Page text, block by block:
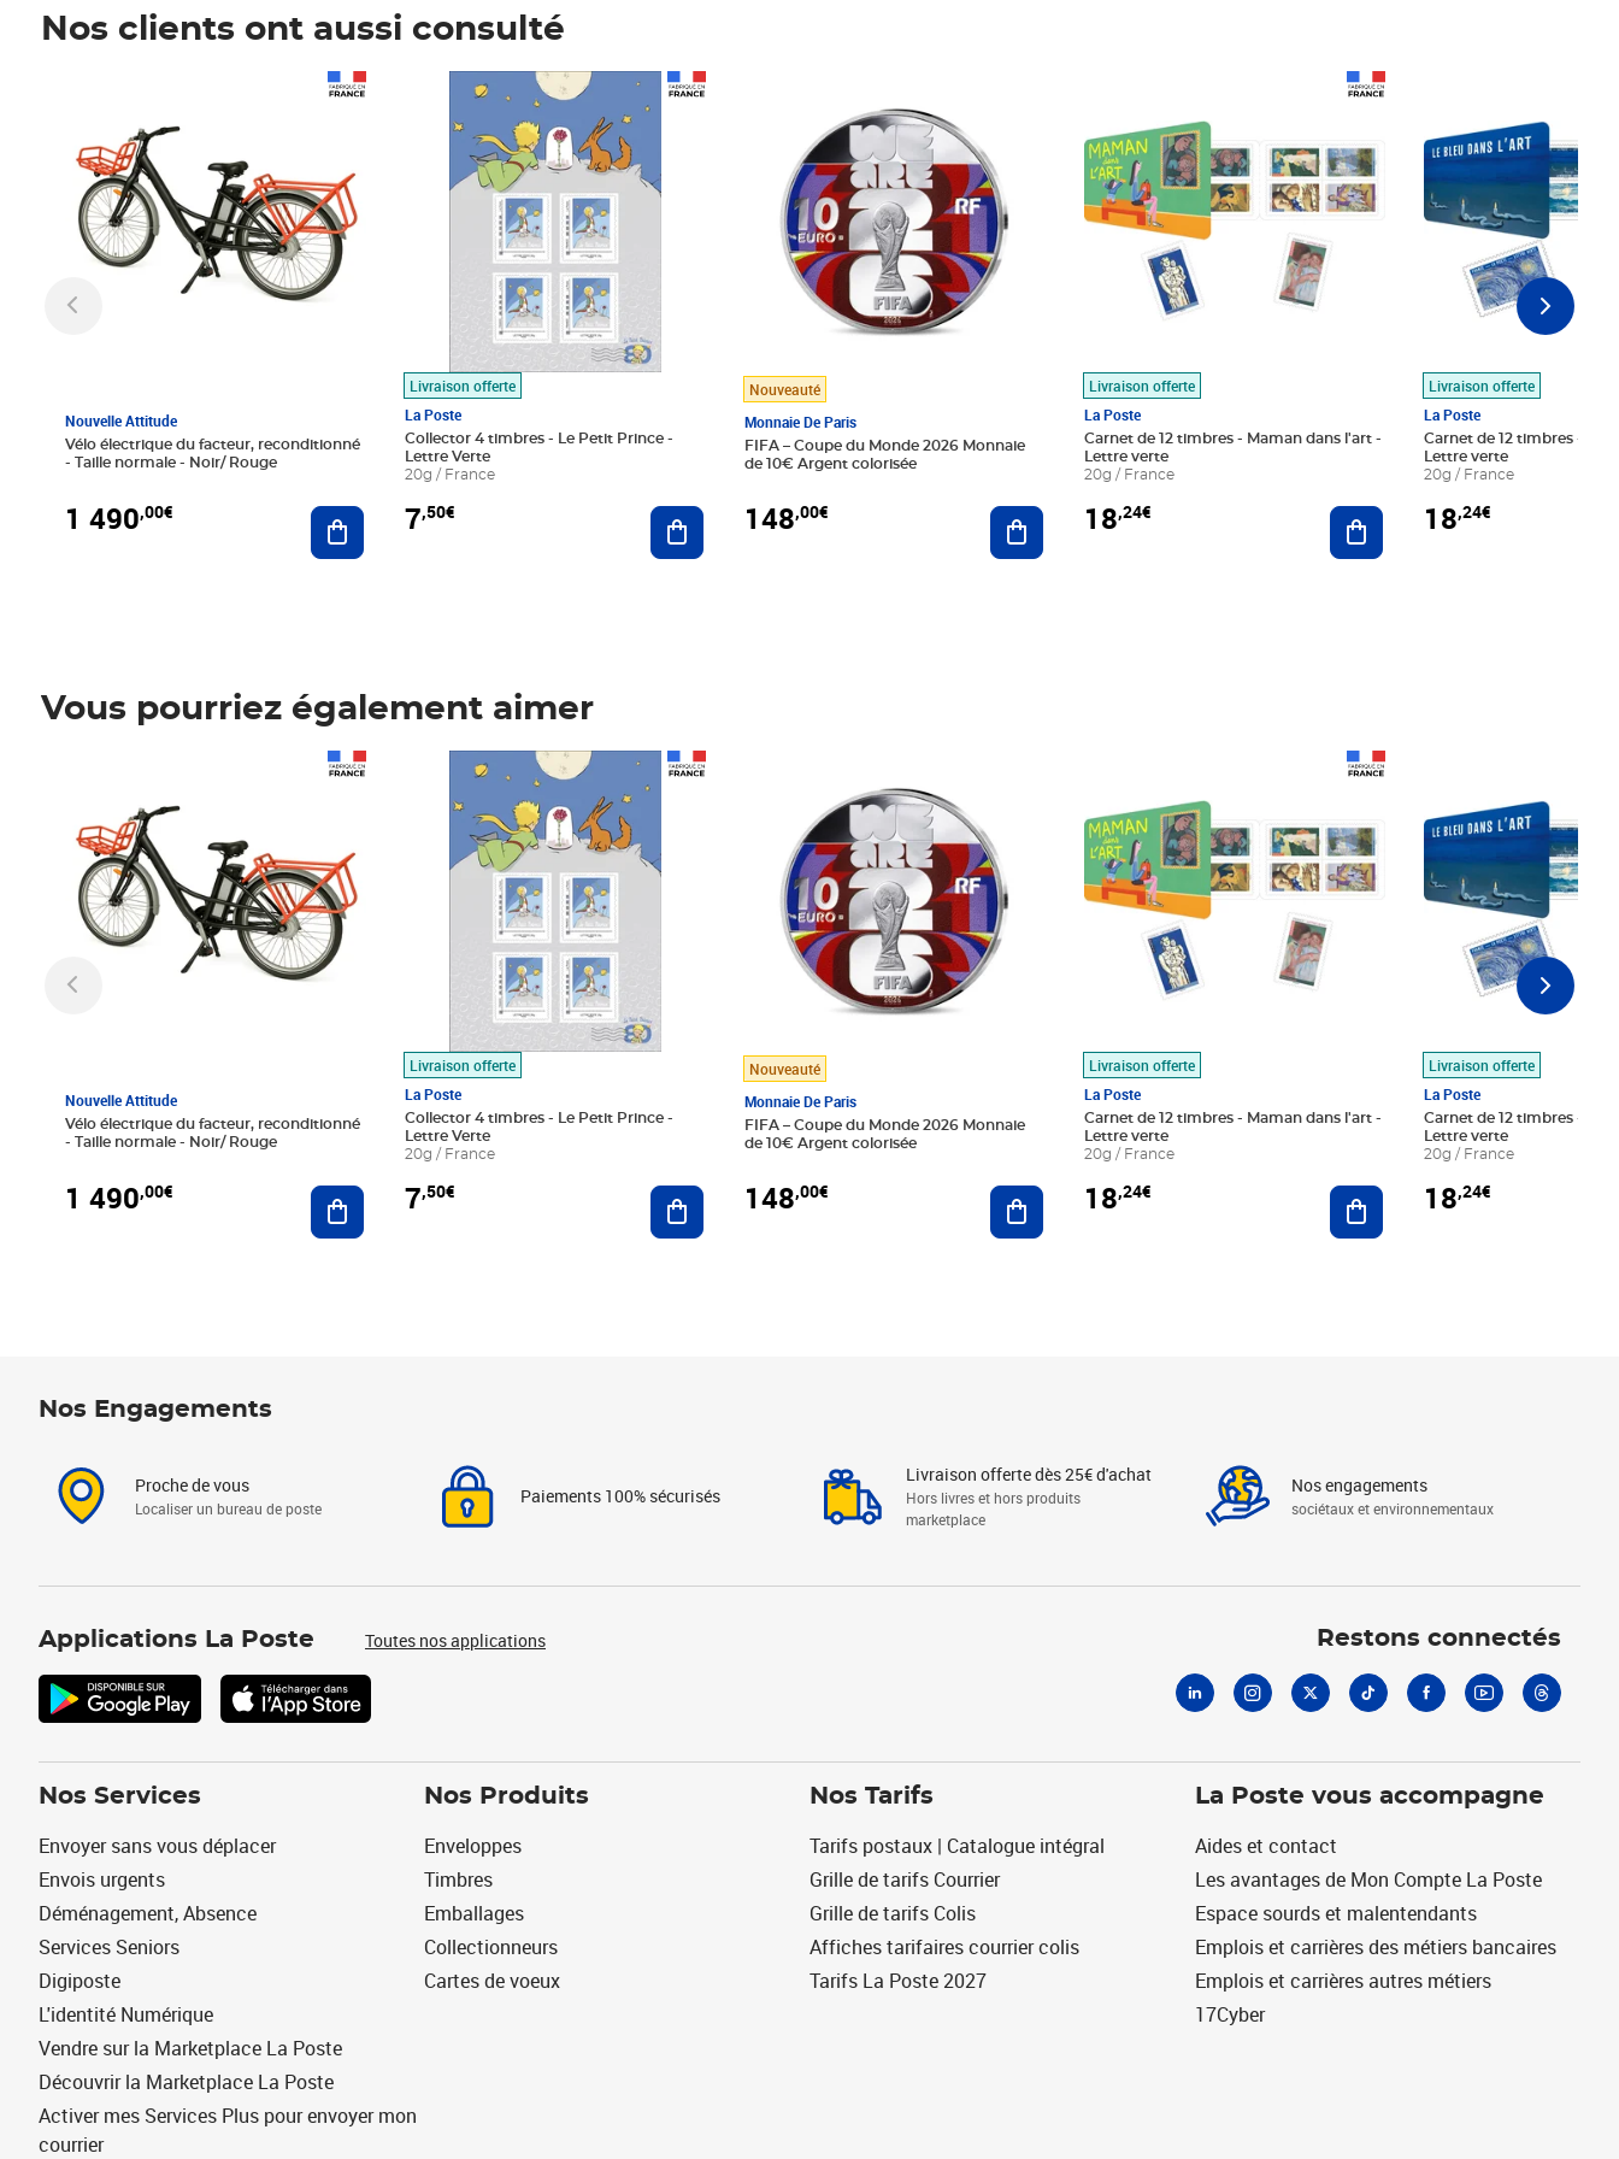
Nos clients ont aussi consulté
Nouvelle Attitude
Vélo électrique du facteur, reconditionné
- Taille normale - Noir/ Rouge
1 490,00€ Ajouter au panier
Livraison offerte
La Poste
Collector 4 timbres - Le Petit Prince -
Lettre Verte
20g / France
7,50€
Prix 7,50€
Ajouter au panier
Nouveauté
Monnaie De Paris
FIFA – Coupe du Monde 2026 Monnaie
de 10€ Argent colorisée
148,00€ Ajouter au panier
Livraison offerte
La Poste
Carnet de 12 timbres - Maman dans l'art -
Lettre verte
20g / France
18,24€ Ajouter au panier
Livraison offerte
La Poste
Carnet de 12 timbres - Le
Lettre verte
20g / France
18,24€
Vous pourriez également aimer
Nouvelle Attitude
Vélo électrique du facteur, reconditionné
- Taille normale - Noir/ Rouge
1 490,00€ Ajouter au panier
Livraison offerte
La Poste
Collector 4 timbres - Le Petit Prince -
Lettre Verte
20g / France
7,50€
Prix 7,50€
Ajouter au panier
Nouveauté
Monnaie De Paris
FIFA – Coupe du Monde 2026 Monnaie
de 10€ Argent colorisée
148,00€ Ajouter au panier
Livraison offerte
La Poste
Carnet de 12 timbres - Maman dans l'art -
Lettre verte
20g / France
18,24€ Ajouter au panier
Livraison offerte
La Poste
Carnet de 12 timbres - Le
Lettre verte
20g / France
18,24€
Nos Engagements
Proche de vous
Localiser un bureau de poste
Paiements 100% sécurisés
Livraison offerte dès 25€ d'achat
Hors livres et hors produits
marketplace
Nos engagements
sociétaux et environnementaux
Applications La Poste Toutes nos applications Restons connectés
Nos Services
Envoyer sans vous déplacer
Envois urgents
Déménagement, Absence
Services Seniors
Digiposte
L'identité Numérique
Vendre sur la Marketplace La Poste
Découvrir la Marketplace La Poste
Activer mes Services Plus pour envoyer mon
courrier
Nos Produits
Enveloppes
Timbres
Emballages
Collectionneurs
Cartes de voeux
Nos Tarifs
Tarifs postaux | Catalogue intégral
Grille de tarifs Courrier
Grille de tarifs Colis
Affiches tarifaires courrier colis
Tarifs La Poste 2027
La Poste vous accompagne
Aides et contact
Les avantages de Mon Compte La Poste
Espace sourds et malentendants
Emplois et carrières des métiers bancaires
Emplois et carrières autres métiers
17Cyber